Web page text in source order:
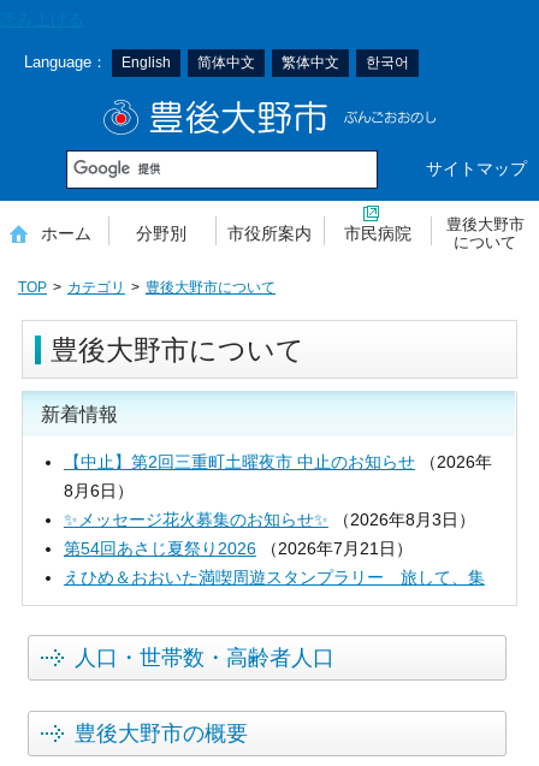
Language： English 简体中文 繁体中文 한국어
サイトマップ
ホーム 分野別 市役所案内 市民病院
豊後大野市
について
TOP カテゴリ 豊後大野市について
豊後大野市について
新着情報
【中止】第2回三重町土曜夜市 中止のお知らせ（ 2026年
8月6日 ）
✨メッセージ花火募集のお知らせ✨ （ 2026年8月3日 ）
第54回あさじ夏祭り2026（ 2026年7月21日 ）
えひめ＆おおいた満喫周遊スタンプラリー 旅して、集
めて、応募しよう！（2026年7月17日）
「BUNGO BUONO」デジタルスタンプラリーを開催しま
す！ （ 2026年7月14日）
🌏令和8年度おおいた豊後大野ジオパーク学術研究・調査
活動助成の採択について
人口・世帯数・高齢者人口
豊後大野市の概要